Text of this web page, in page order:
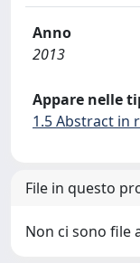
Anno
2013
Appare nelle
1.5 Abstract in
File in questo
Non ci sono file